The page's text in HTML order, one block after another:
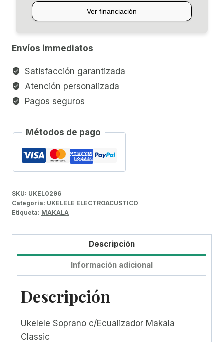
CLASSIC
cantidad
Envíos immediatos
Satisfacción garantizada
Atención personalizada
Pagos seguros
Métodos de pago
SKU: UKEL0296
Categoría: UKELELE ELECTROACUSTICO
Etiqueta: MAKALA
Descripción
Información adicional
Descripción
Ukelele Soprano c/Ecualizador Makala
Classic